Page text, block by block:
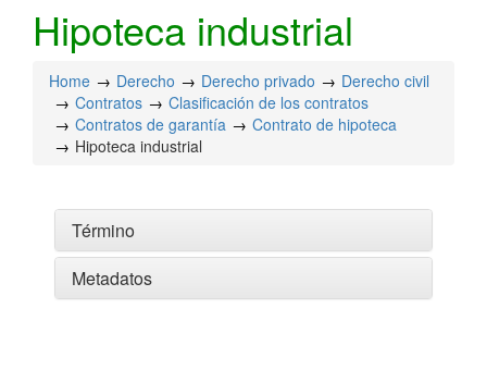
Hipoteca industrial
Home Derecho Derecho privado
Derecho civil
Contratos
Clasificación de los contratos
Contratos de garantía
Contrato de hipoteca
Hipoteca industrial
Término
Metadatos